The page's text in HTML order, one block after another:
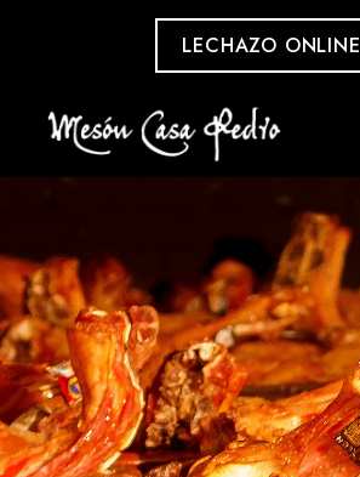
LECHAZO ONLINE